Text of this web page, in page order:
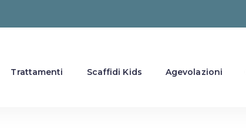
Trattamenti Scaffidi Kids Agevolazioni